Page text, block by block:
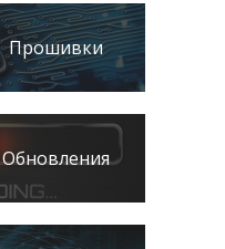
Прошивки
Обновления